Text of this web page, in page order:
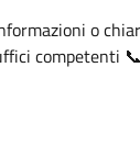
o
competenti